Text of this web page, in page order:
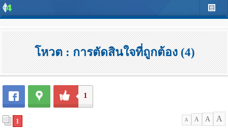
โหวต : การตัดสินใจที่ถูกต้อง (4)
1
1 A A A A